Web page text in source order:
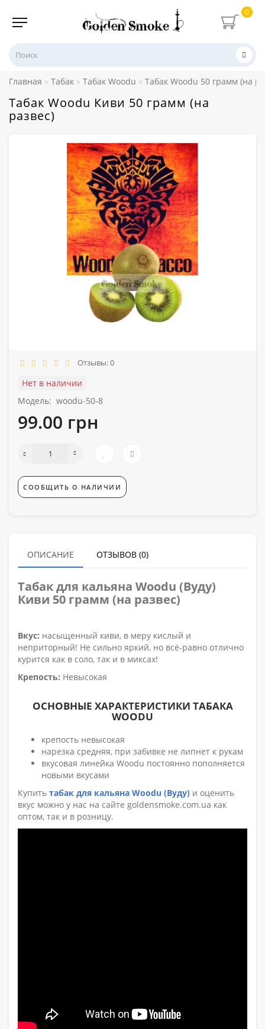
0
Главная Табак Табак Woodu Табак Woodu 50 грамм (на
Табак Woodu Киви 50 грамм (на
развес)
Отзывы: 0
Нет в наличии
Модель: woodu-50-8
99.00 грн
СООБЩИТЬ О НАЛИЧИИ
ОПИСАНИЕ ОТЗЫВОВ (0)
Табак для кальяна Woodu (Вуду)
Киви 50 грамм (на развес)
Вкус: насыщенный киви, в меру кислый и
неприторный! Не сильно яркий, но всё-равно отлично
курится как в соло, так и в миксах!
Крепость: Невысокая
ОСНОВНЫЕ ХАРАКТЕРИСТИКИ ТАБАКА
WOODU
крепость невысокая
нарезка средняя, при забивке не липнет к рукам
вкусовая линейка Woodu постоянно пополняется
новыми вкусами
Купить табак для кальяна Woodu (Вуду) и оценить
вкус можно у нас на сайте goldensmoke.com.ua как
оптом, так и в розницу.